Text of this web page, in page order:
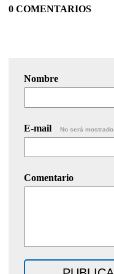
0 COMENTARIOS
Nombre
E-mail No será mostrado.
Comentario